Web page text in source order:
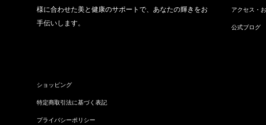
様に合わせた美と健康のサポートで、あなたの輝きをお
手伝いします。
アクセス・
公式ブログ
ショッピング
特定商取引法に基づく表記
プライバシーポリシー